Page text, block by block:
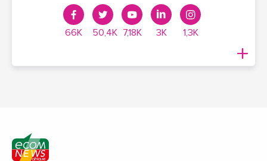
66K 50,4K 7,18K 3K 1,3K